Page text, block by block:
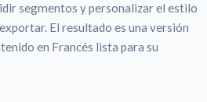
segmentos y personalizar el estilo
El resultado es una versión
en Francés lista para su